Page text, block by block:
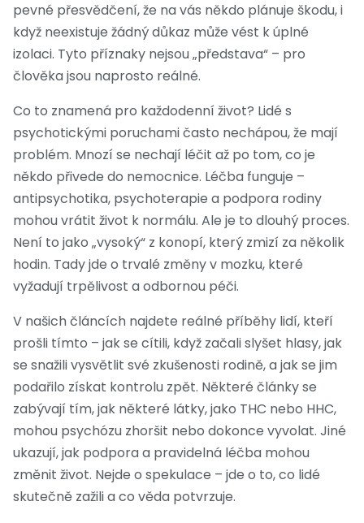
pevné přesvědčení, že na vás někdo plánuje škodu, i
když neexistuje žádný důkaz může vést k úplné
izolaci. Tyto příznaky nejsou „představa“ – pro
člověka jsou naprosto reálné.
Co to znamená pro každodenní život? Lidé s
psychotickými poruchami často nechápou, že mají
problém. Mnozí se nechají léčit až po tom, co je
někdo přivede do nemocnice. Léčba funguje –
antipsychotika, psychoterapie a podpora rodiny
mohou vrátit život k normálu. Ale je to dlouhý proces.
Není to jako „vysoký“ z konopí, který zmizí za několik
hodin. Tady jde o trvalé změny v mozku, které
vyžadují trpělivost a odbornou péči.
V našich článcích najdete reálné příběhy lidí, kteří
prošli tímto – jak se cítili, když začali slyšet hlasy, jak
se snažili vysvětlit své zkušenosti rodině, a jak se jim
podařilo získat kontrolu zpět. Některé články se
zabývají tím, jak některé látky, jako THC nebo HHC,
mohou psychózu zhoršit nebo dokonce vyvolat. Jiné
ukazují, jak podpora a pravidelná léčba mohou
změnit život. Nejde o spekulace – jde o to, co lidé
skutečně zažili a co věda potvrzuje.